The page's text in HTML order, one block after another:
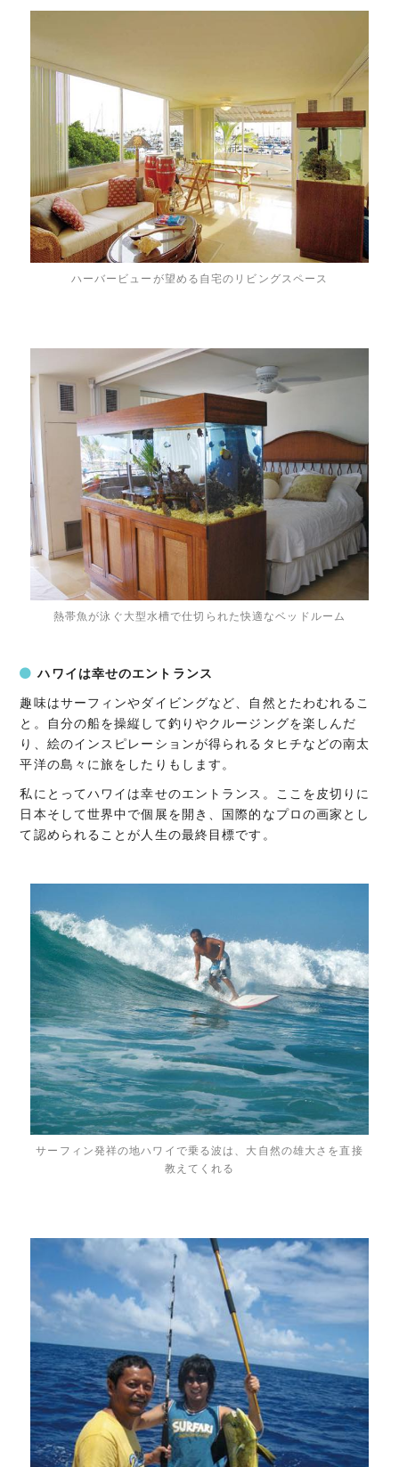
ハーバービューが望める自宅のリビングスペース
熱帯魚が泳ぐ大型水槽で仕切られた快適なベッドルーム
ハワイは幸せのエントランス
趣味はサーフィンやダイビングなど、自然とたわむれるこ
と。自分の船を操縦して釣りやクルージングを楽しんだ
り、絵のインスピレーションが得られるタヒチなどの南太
平洋の島々に旅をしたりもします。
私にとってハワイは幸せのエントランス。ここを皮切りに
日本そして世界中で個展を開き、国際的なプロの画家とし
て認められることが人生の最終目標です。
サーフィン発祥の地ハワイで乗る波は、大自然の雄大さを直接
教えてくれる